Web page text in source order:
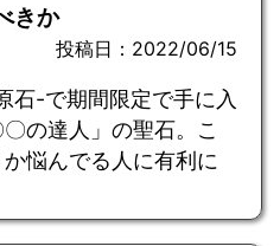
きか
投稿日：2022/06/15
石-で期間限定で手に入
の達人」の聖石。こ
悩んでる人に有利に